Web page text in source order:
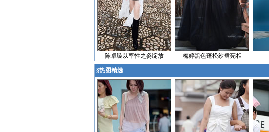
陈卓璇以率性之姿绽放 梅婷黑色蓬松纱裙亮相
§热图精选